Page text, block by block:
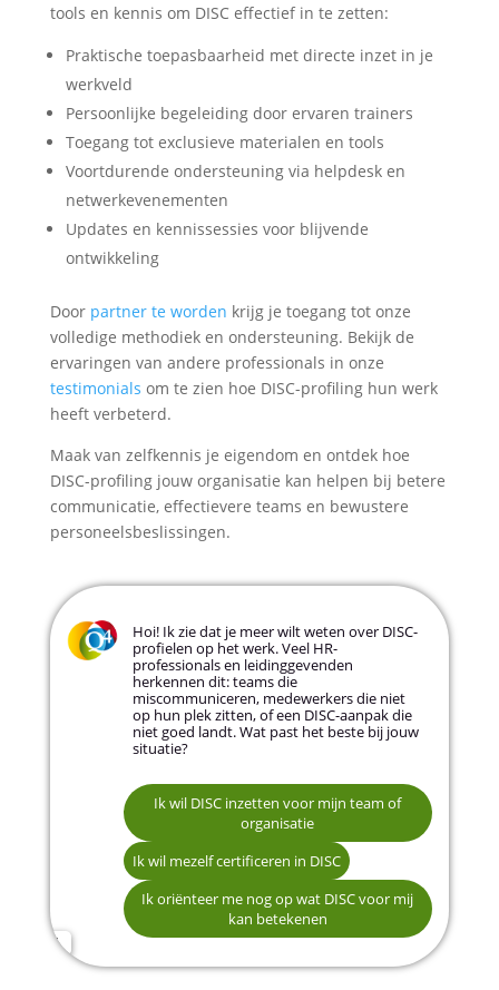
tools en kennis om DISC effectief in te zetten:
Praktische toepasbaarheid met directe inzet in je
werkveld
Persoonlijke begeleiding door ervaren trainers
Toegang tot exclusieve materialen en tools
Voortdurende ondersteuning via helpdesk en
netwerkevenementen
Updates en kennissessies voor blijvende
ontwikkeling
Door partner te worden krijg je toegang tot onze
volledige methodiek en ondersteuning. Bekijk de
ervaringen van andere professionals in onze
testimonials om te zien hoe DISC-profiling hun werk
heeft verbeterd.
Maak van zelfkennis je eigendom en ontdek hoe
DISC-profiling jouw organisatie kan helpen bij betere
communicatie, effectievere teams en bewustere
personeelsbeslissingen.
Hoi! Ik zie dat je meer wilt weten over DISC-
profielen op het werk. Veel HR-
professionals en leidinggevenden
herkennen dit: teams die
miscommuniceren, medewerkers die niet
op hun plek zitten, of een DISC-aanpak die
niet goed landt. Wat past het beste bij jouw
situatie?
Ik wil DISC inzetten voor mijn team of
organisatie
Ik wil mezelf certificeren in DISC
Ik oriënteer me nog op wat DISC voor mij
kan betekenen
teams verbeteren
Betere matches maken bij recruitment en
selectie
DISC professioneel leren inzetten als HR-
specialist
Meer begrip krijgen voor gedragsstijlen in mijn
organisatie
Naam
E-mailadres